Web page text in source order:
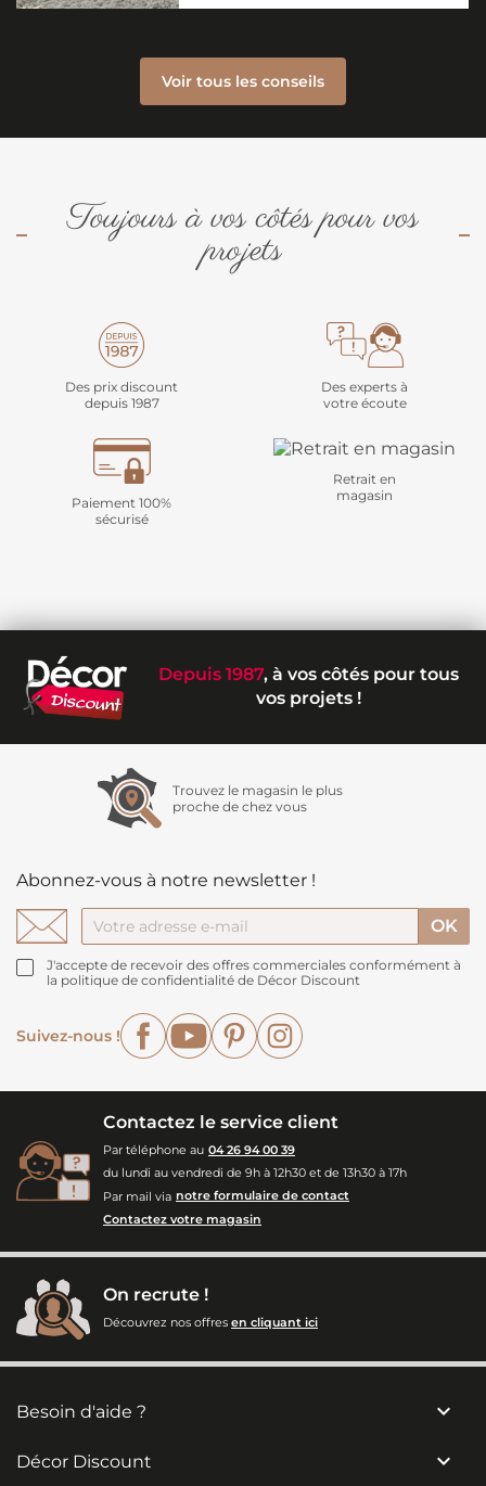
Voir tous les conseils
Toujours à vos côtés pour vos
projets
Des prix discount
depuis 1987
Des experts à
votre écoute
Paiement 100%
sécurisé
Retrait en
magasin
Depuis 1987, à vos côtés pour tous
vos projets !
Trouvez le magasin le plus
proche de chez vous
Abonnez-vous à notre newsletter !
J'accepte de recevoir des offres commerciales conformément à
la politique de confidentialité de Décor Discount
Suivez-nous !
FacebookYouTubePinterest
Contactez le service client
Par téléphone au 04 26 94 00 39
du lundi au vendredi de 9h à 12h30 et de 13h30 à 17h
Par mail via notre formulaire de contact
Contactez votre magasin
On recrute !
Découvrez nos offres en cliquant ici
Besoin d'aide ? 
Décor Discount 